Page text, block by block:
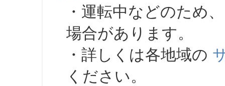
・運転中などのため
場合があります。
・詳しくは各地域の
ください。